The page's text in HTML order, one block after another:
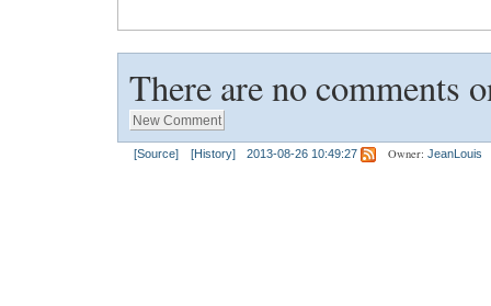
There are no comments
[Source] [History] 2013-08-26 10:49:27 Owner: JeanLouis